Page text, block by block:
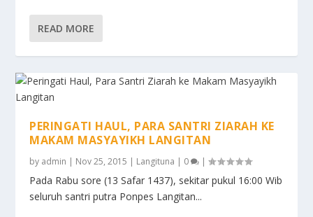
READ MORE
PERINGATI HAUL, PARA SANTRI ZIARAH KE
MAKAM MASYAYIKH LANGITAN
by admin | Nov 25, 2015 | Langituna | 0 |
Pada Rabu sore (13 Safar 1437), sekitar pukul 16:00 Wib
seluruh santri putra Ponpes Langitan...